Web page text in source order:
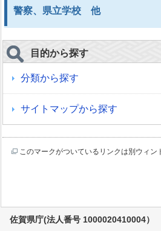
警察、県立学校 他
目的から探す
分類から探す
サイトマップから探す
このマークがついているリンクは別ウィン
佐賀県庁(法人番号 1000020410004）